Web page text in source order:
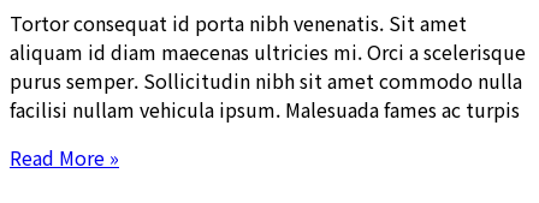
Tortor consequat id porta nibh venenatis. Sit amet
aliquam id diam maecenas ultricies mi. Orci a scelerisque
purus semper. Sollicitudin nibh sit amet commodo nulla
facilisi nullam vehicula ipsum. Malesuada fames ac turpis
Read More »